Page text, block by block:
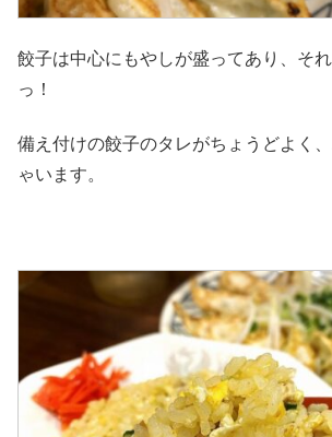
餃子は中心にもやしが盛ってあり、そ
っ！
備え付けの餃子のタレがちょうどよく
ゃいます。